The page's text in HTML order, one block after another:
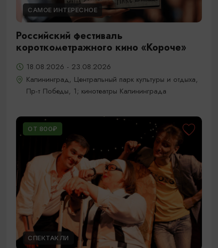
САМОЕ ИНТЕРЕСНОЕ
Российский фестиваль
короткометражного кино «Короче»
18.08.2026 - 23.08.2026
Калининград, Центральный парк культуры и отдыха,
Пр-т Победы, 1; кинотеатры Калининграда
ОТ 800₽
СПЕКТАКЛИ